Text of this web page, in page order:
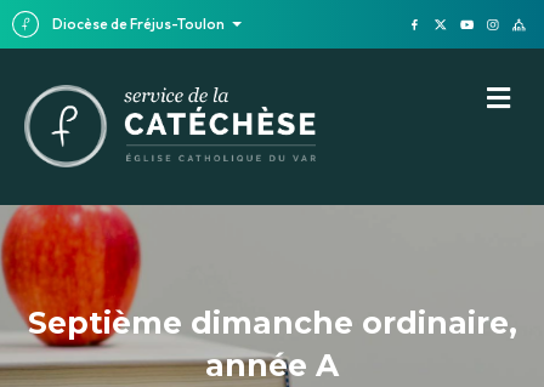
Diocèse de Fréjus-Toulon
Septième dimanche ordinaire,
année A